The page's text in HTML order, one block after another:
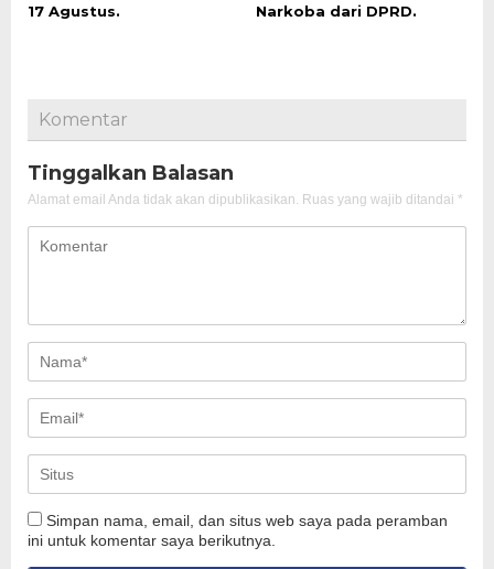
17 Agustus. Narkoba dari DPRD.
Komentar
Tinggalkan Balasan
Alamat email Anda tidak akan dipublikasikan. Ruas yang wajib ditandai *
Simpan nama, email, dan situs web saya pada peramban
ini untuk komentar saya berikutnya.